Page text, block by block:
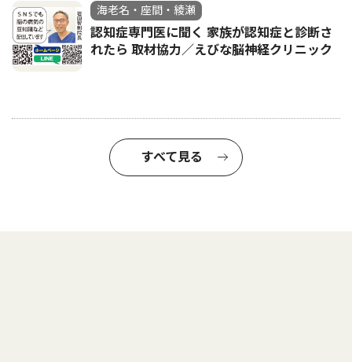
海老名・座間・綾瀬
認知症専門医に聞く 家族が認知症と診断さ
れたら 取材協力／えびな脳神経クリニック
すべて見る